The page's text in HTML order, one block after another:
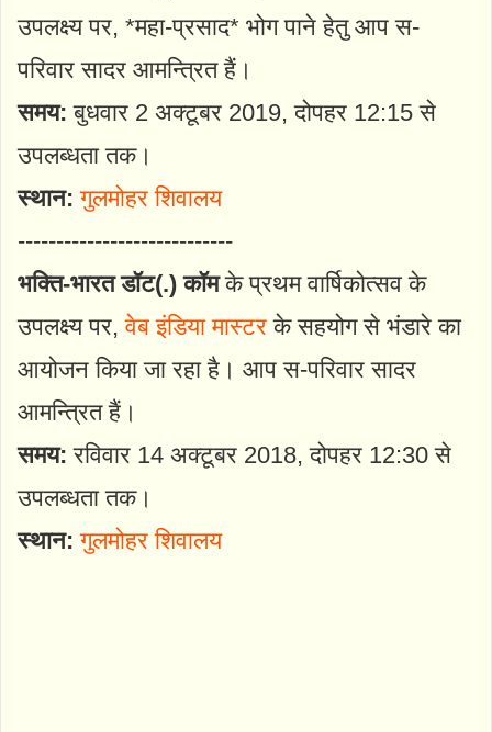
उपलक्ष्य पर, *महा-प्रसाद* भोग पाने हेतु आप स-
परिवार सादर आमन्त्रित हैं।
समय: बुधवार 2 अक्टूबर 2019, दोपहर 12:15 से
उपलब्धता तक।
स्थान: गुलमोहर शिवालय
----------------------------
भक्ति-भारत डॉट(.) कॉमके प्रथम वार्षिकोत्सव के
उपलक्ष्य पर,वेब इंडिया मास्टर के सहयोग से भंडारे का
आयोजन किया जा रहा है। आप स-परिवार सादर
आमन्त्रित हैं।
समय: रविवार 14 अक्टूबर 2018, दोपहर 12:30 से
उपलब्धता तक।
स्थान: गुलमोहर शिवालय